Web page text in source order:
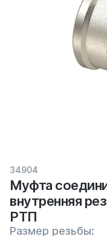
34904
Муфта
внутренняя
РТП
Размер резьбы: